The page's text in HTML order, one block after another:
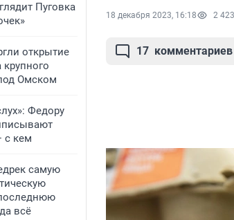
Пуговка
открытие
крупного
Омском
Федору
с кем
самую
всё
18 декабря 2023, 16:18 2 423
17 комментариев